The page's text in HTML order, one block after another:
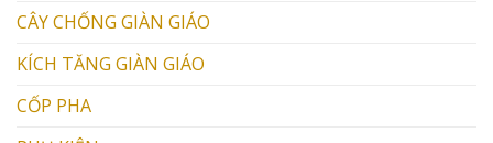
CÂY CHỐNG GIÀN GIÁO
KÍCH TĂNG GIÀN GIÁO
CỐP PHA